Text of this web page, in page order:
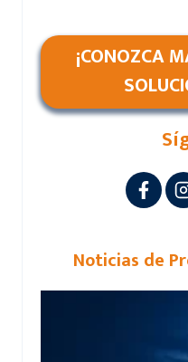
¡CONOZCA
Noticias de